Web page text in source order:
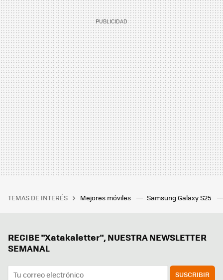
TEMAS DE INTERÉS Mejores móviles Samsung Galaxy S25
RECIBE "Xatakaletter", NUESTRA NEWSLETTER
SEMANAL
SUSCRIBIR